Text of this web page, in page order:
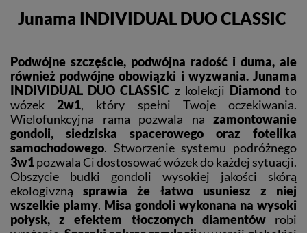
Junama INDIVIDUAL DUO CLASSIC
Podwójne szczęście, podwójna radość i duma, ale
również podwójne obowiązki i wyzwania. Junama
INDIVIDUAL DUO CLASSIC z kolekcji Diamondto
wózek2w1, który spełni Twoje oczekiwania.
Wielofunkcyjna rama pozwala na zamontowanie
gondoli, siedziska spacerowego oraz fotelika
samochodowego. Stworzenie systemu podróżnego
3w1pozwala Ci dostosować wózek do każdej sytuacji.
Obszycie budki gondoli wysokiej jakości skórą
ekologivzną sprawia że łatwo usuniesz z niej
wszelkie plamy. Misa gondoli wykonana na wysoki
połysk, z efektem tłoczonych diamentówrobi